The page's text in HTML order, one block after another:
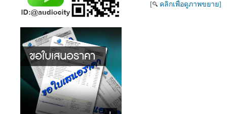
[ คลิกเพื่อดูภาพขยาย]